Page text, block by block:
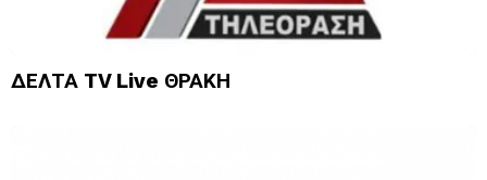
ΔΕΛΤΑ TV Live ΘΡΑΚΗ